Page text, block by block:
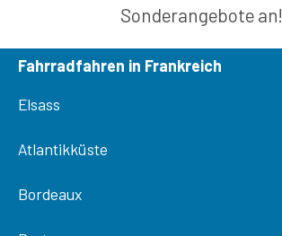
Sonderangebote an!
Fahrradfahren in Frankreich
Elsass
Atlantikküste
Bordeaux